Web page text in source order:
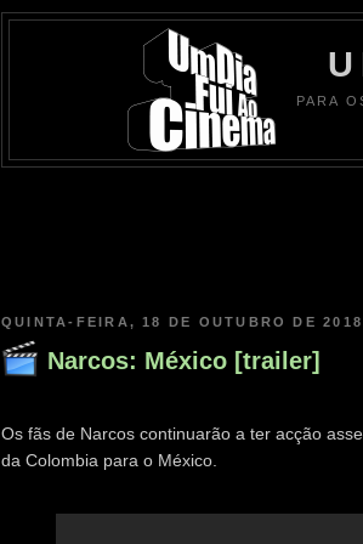
PARA
QUINTA-FEIRA, 18 DE OUTUBRO DE 2018
Narcos: México [trailer]
Os fãs de Narcos continuarão a ter acção
da Colombia para o México.